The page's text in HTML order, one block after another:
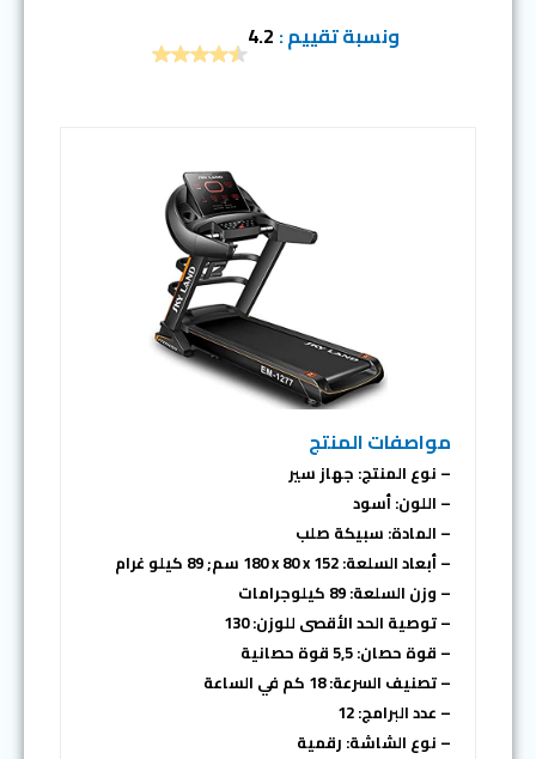
ونسبة تقييم : 4.2
مواصفات المنتج
– نوع المنتج: جهاز سير
– اللون: أسود
– المادة: سبيكة صلب
– أبعاد السلعة: ‎180 x 80 x 152 سم; 89 كيلو غرام
– وزن السلعة: 89 كيلوجرامات
– توصية الحد الأقصى للوزن: 130
– قوة حصان: 5,5 قوة حصانية
– تصنيف السرعة: 18 كم في الساعة
– عدد البرامج: 12
– نوع الشاشة: رقمية